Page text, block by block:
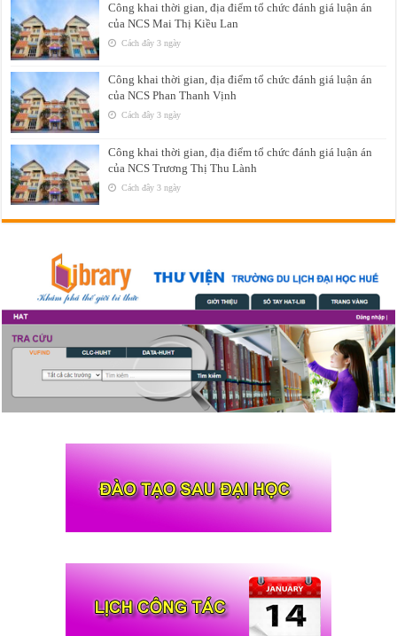
Công khai thời gian, địa điểm tổ chức đánh giá luận án
của NCS Mai Thị Kiều Lan
Cách đây 3 ngày
Công khai thời gian, địa điểm tổ chức đánh giá luận án
của NCS Phan Thanh Vịnh
Cách đây 3 ngày
Công khai thời gian, địa điểm tổ chức đánh giá luận án
của NCS Trương Thị Thu Lành
Cách đây 3 ngày